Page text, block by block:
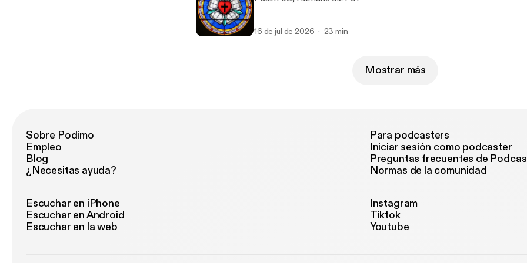
16 de jul de 2026 23 min
Mostrar más
Sobre Podimo
Empleo
Blog
¿Necesitas ayuda?
Para podcasters
Iniciar sesión como podcaster
Preguntas frecuentes de
Normas de la comunidad
Escuchar en iPhone
Escuchar en Android
Escuchar en la web
Instagram
Tiktok
Youtube